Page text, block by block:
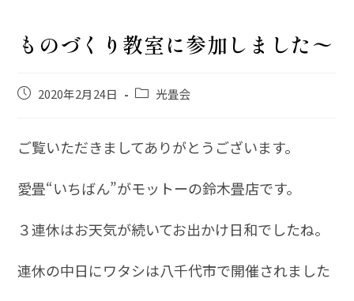
ものづくり教室に参加しました〜
2020年2月24日 光畳会
ご覧いただきましてありがとうございます。
愛畳“いちばん”がモットーの鈴木畳店です。
３連休はお天気が続いてお出かけ日和でしたね。
連休の中日にワタシは八千代市で開催されました